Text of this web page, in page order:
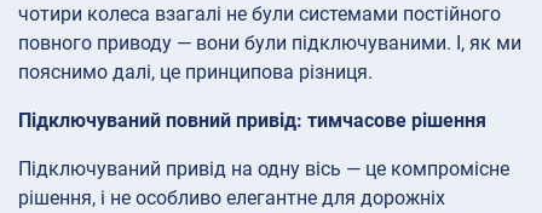
чотири колеса взагалі не були системами постійного
повного приводу — вони були підключуваними. І, як ми
пояснимо далі, це принципова різниця.
Підключуваний повний привід: тимчасове рішення
Підключуваний привід на одну вісь — це компромісне
рішення, і не особливо елегантне для дорожніх